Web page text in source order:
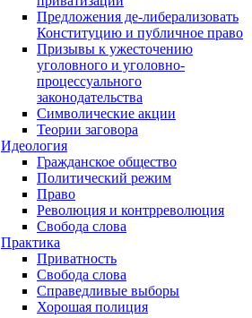
Предложения де-либерализовать
Конституцию и публичное право
Призывы к ужесточению
уголовного и уголовно-
процессуального
законодательства
Символические акции
Теории заговора
Идеология
Гражданское общество
Политический режим
Право
Революция и контрреволюция
Свобода слова
Практика
Приватность
Свобода слова
Справедливые выборы
Хорошая полиция